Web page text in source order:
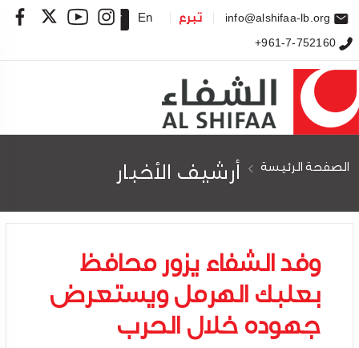
Ar En تبرع
info@alshifaa-lb.org
+961-7-752160
الصفحة الرئيسة أرشيف الأخبار
وفد الشفاء يزور محافظ
بعلبك الهرمل ويستعرض
جهوده خلال الحرب